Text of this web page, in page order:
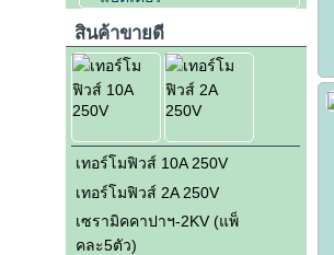
สินค้าขายดี
เทอร์โมฟิวส์ 10A 250V
เทอร์โมฟิวส์ 2A 250V
เซรามิคคาปาฯ-2KV (แพ็
คละ5ตัว)